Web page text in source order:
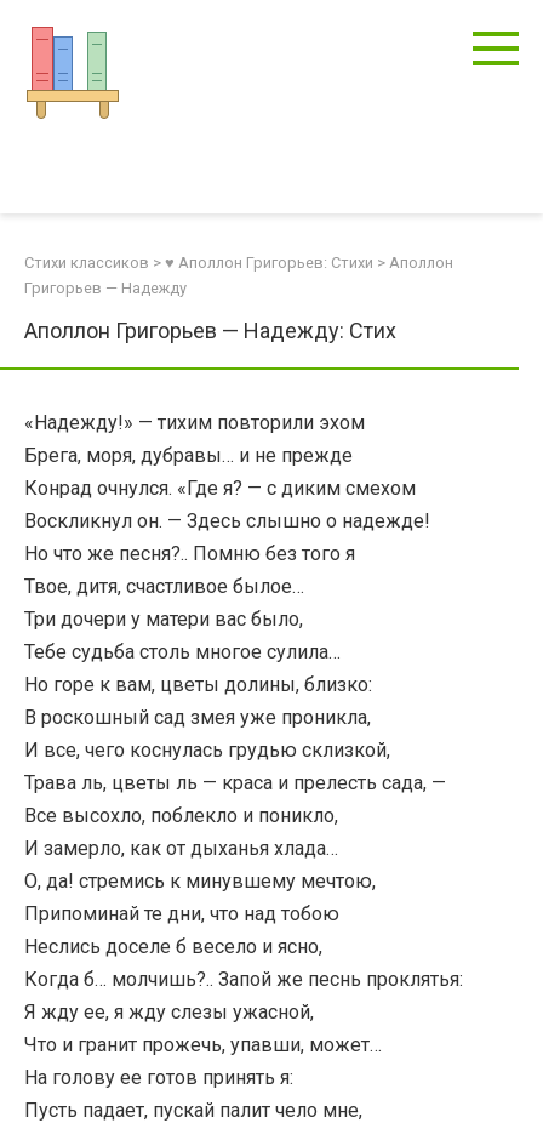
контенту
Стихи классиков > ♥ Аполлон Григорьев: Стихи > Аполлон
Григорьев — Надежду
Аполлон Григорьев — Надежду: Стих
«Надежду!» — тихим повторили эхом
Брега, моря, дубравы… и не прежде
Конрад очнулся. «Где я? — с диким смехом
Воскликнул он. — Здесь слышно о надежде!
Но что же песня?.. Помню без того я
Твое, дитя, счастливое былое…
Три дочери у матери вас было,
Тебе судьба столь многое сулила…
Но горе к вам, цветы долины, близко:
В роскошный сад змея уже проникла,
И все, чего коснулась грудью склизкой,
Трава ль, цветы ль — краса и прелесть сада, —
Все высохло, поблекло и поникло,
И замерло, как от дыханья хлада…
О, да! стремись к минувшему мечтою,
Припоминай те дни, что над тобою
Неслись доселе б весело и ясно,
Когда б… молчишь?.. Запой же песнь проклятья:
Я жду ее, я жду слезы ужасной,
Что и гранит прожечь, упавши, может…
На голову ее готов принять я:
Пусть падает, пускай палит чело мне,